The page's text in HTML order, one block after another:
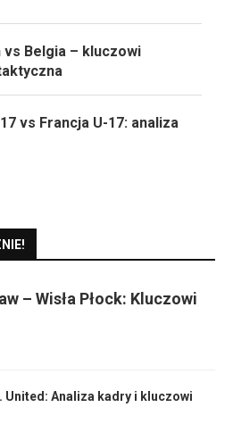
vs Belgia – kluczowi
vs Francja U-17: analiza
– Wisła Płock: Kluczowi
United: Analiza kadry i kluczowi